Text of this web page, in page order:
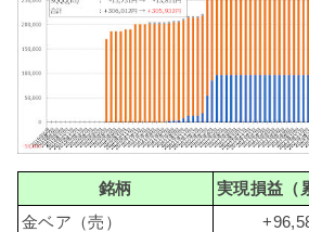
銘柄 実現損益（
金ベア（売）